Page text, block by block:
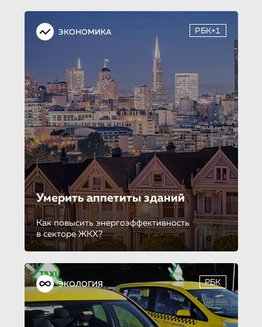
ЭКОНОМИКА РБК+1
Умерить аппетиты зданий
Как повысить энергоэффективность
в секторе ЖКХ?
ЭКОЛОГИЯ РБК